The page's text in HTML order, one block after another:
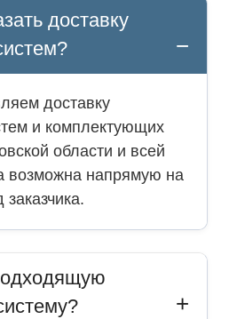
доставку
доставку
и комплектующих
области и всей
возможна напрямую на